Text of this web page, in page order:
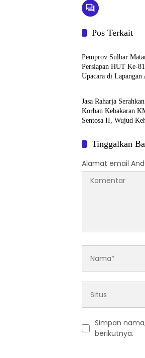
Pos Terkait
Mamuju
Pemprov Sulbar
Persiapan HUT Ke-
Upacara di
Mamuju
Jasa Raharja
Korban Kebakaran
Sentosa II, Wujud
Tinggalkan
Alamat email
Simpan
berikutnya.